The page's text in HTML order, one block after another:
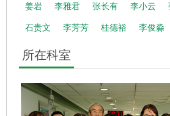
姜岩 李雅君 张长有 李小云
石贵文 李芳芳 桂德裕 李俊淼
所在科室